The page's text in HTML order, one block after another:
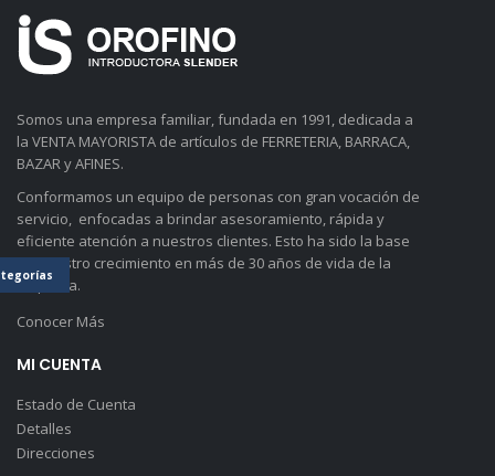
Somos una empresa familiar, fundada en 1991, dedicada a
la VENTA MAYORISTA de artículos de FERRETERIA, BARRACA,
BAZAR y AFINES.
Conformamos un equipo de personas con gran vocación de
servicio, enfocadas a brindar asesoramiento, rápida y
eficiente atención a nuestros clientes. Esto ha sido la base
de nuestro crecimiento en más de 30 años de vida de la
empresa.
Conocer Más
MI CUENTA
Estado de Cuenta
Detalles
Direcciones